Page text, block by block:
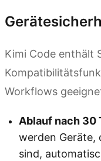
Kimi Code enthält
Workflows
Ablauf nach 30
werden Geräte,
sind,